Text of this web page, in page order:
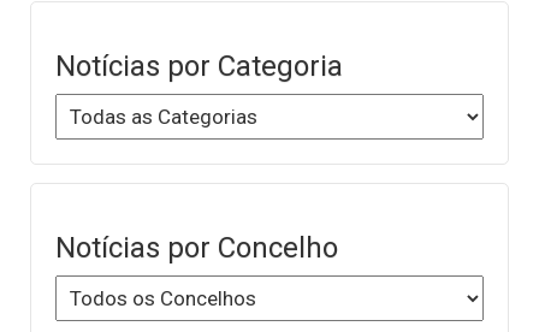
Notícias por Categoria
Notícias por Concelho